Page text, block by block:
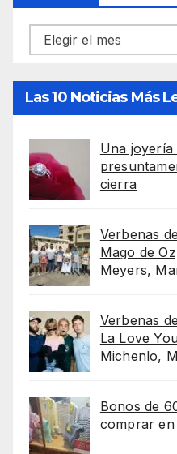
Archivos
Las 10 Noticias Más
Una
cierra
Verbenas
Mago de
Meyers,
Verbenas
La Love
Michenlo,
Bonos de
comprar